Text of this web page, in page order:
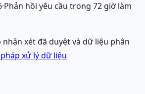
·Phản hồi yêu cầu trong 72 giờ làm
xét đã duyệt và dữ liệu phân
xử lý dữ liệu